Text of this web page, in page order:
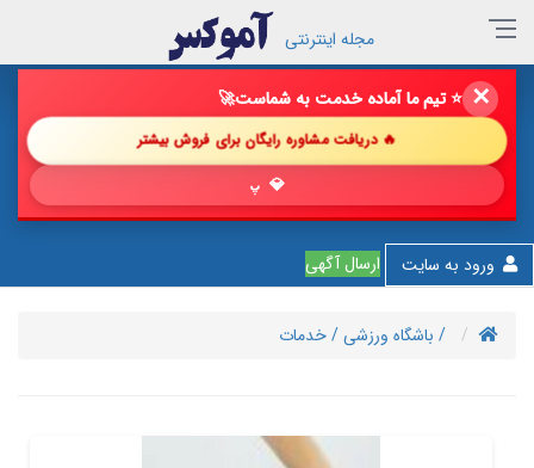
✕ 🔥 فروش خود را با ما چند برابر کن!🚀
🔥 دریافت مشاوره رایگان برای فروش بیشتر
💎 پیشنهاد شگ
ورود به سایت ارسال آگهی
مجله اینترنتی
/ باشگاه ورزشی/ خدمات